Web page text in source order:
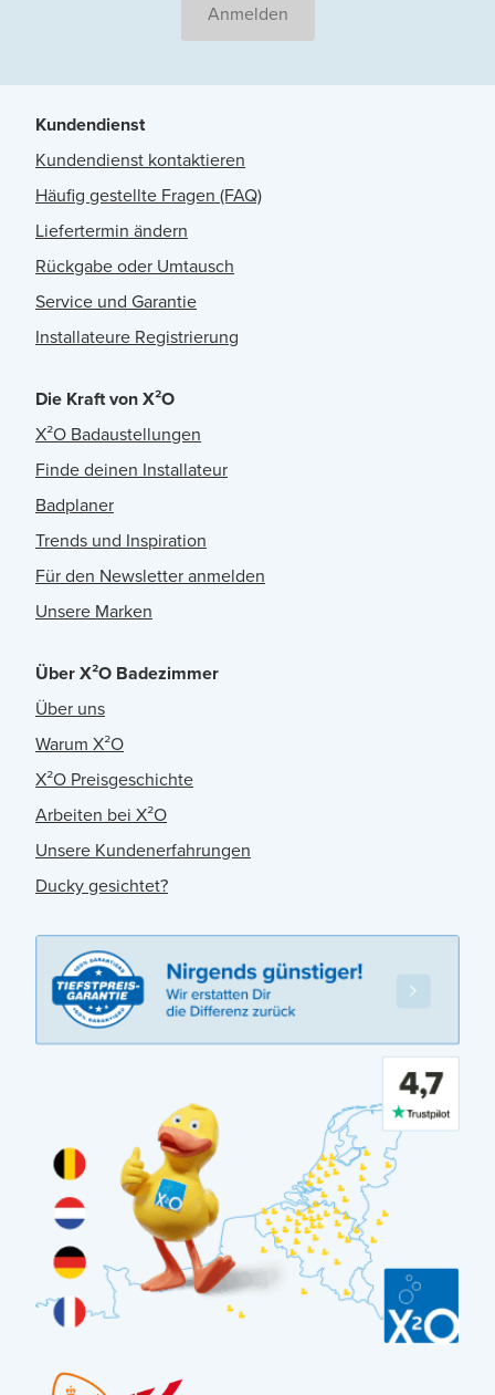
Anmelden
Kundendienst
Kundendienst kontaktieren
Häufig gestellte Fragen (FAQ)
Liefertermin ändern
Rückgabe oder Umtausch
Service und Garantie
Installateure Registrierung
Die Kraft von X²O
X²O Badaustellungen
Finde deinen Installateur
Badplaner
Trends und Inspiration
Für den Newsletter anmelden
Unsere Marken
Über X²O Badezimmer
Über uns
Warum X²O
X²O Preisgeschichte
Arbeiten bei X²O
Unsere Kundenerfahrungen
Ducky gesichtet?